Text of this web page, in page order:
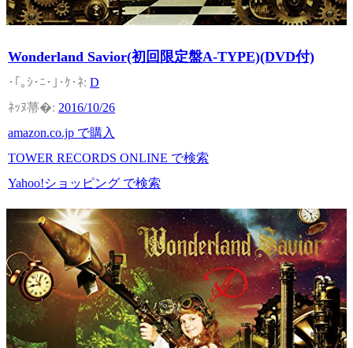
Wonderland Savior(初回限定盤A-TYPE)(DVD付)
D
2016/10/26
amazon.co.jp で購入
TOWER RECORDS ONLINE で検索
Yahoo!ショッピング で検索